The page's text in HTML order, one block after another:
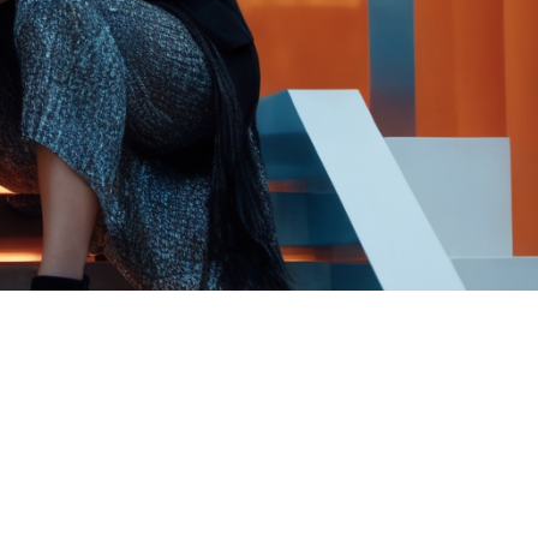
FAQ Zertifizierung